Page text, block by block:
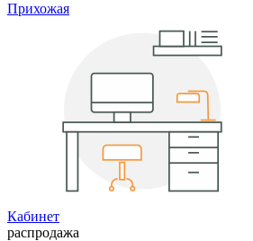
Прихожая
Кабинет
распродажа